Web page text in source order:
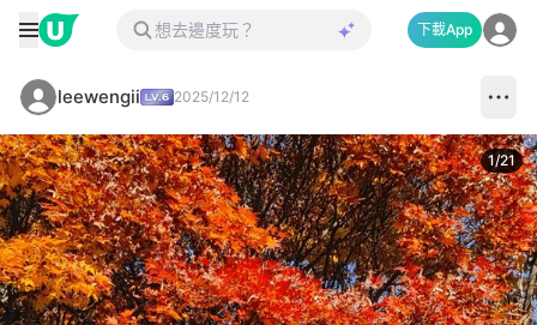
下載App
leewengii 2025/12/12
1/21